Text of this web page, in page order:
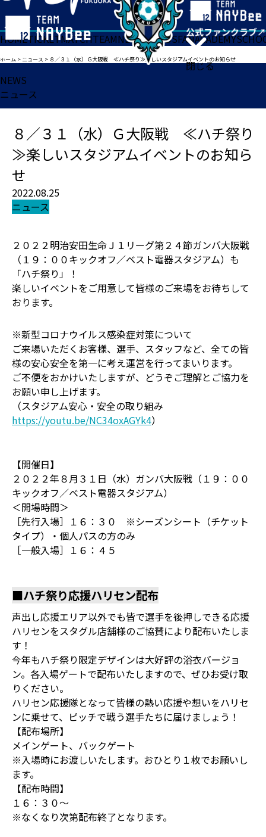
閉じる
HOMETICKETMATCHTEAMNEWSGOODSFANACADEMY
ホーム >ニュース > ８／３１（水）Ｇ大阪戦 ≪ハチ祭り≫楽しいスタジアムイベントのお知らせ
NEWS
ニュース
８／３１（水）Ｇ大阪戦 ≪ハチ祭り
≫楽しいスタジアムイベントのお知ら
せ
2022.08.25
ニュース
２０２２明治安田生命Ｊ１リーグ第２４節ガンバ大阪戦
（１９：００キックオフ／ベスト電器スタジアム）も
「ハチ祭り」！
楽しいイベントをご用意して皆様のご来場をお待ちして
おります。
※新型コロナウイルス感染症対策について
ご来場いただくお客様、選手、スタッフなど、全ての皆
様の安心安全を第一に考え運営を行ってまいります。
ご不便をおかけいたしますが、どうぞご理解とご協力を
お願い申し上げます。
（スタジアム安心・安全の取り組み
https://youtu.be/NC34oxAGYk4）
【開催日】
２０２２年８月３１日（水）ガンバ大阪戦（１９：００
キックオフ／ベスト電器スタジアム）
＜開場時間＞
［先行入場］１６：３０ ※シーズンシート（チケット
タイプ）・個人パスの方のみ
［一般入場］１６：４５
■ハチ祭り応援ハリセン配布
声出し応援エリア以外でも皆で選手を後押しできる応援
ハリセンをスタグル店舗様のご協賛により配布いたしま
す！
今年もハチ祭り限定デザインは大好評の浴衣バージョ
ン。各入場ゲートで配布いたしますので、ぜひお受け取
りください。
ハリセン応援隊となって皆様の熱い応援や想いをハリセ
ンに乗せて、ピッチで戦う選手たちに届けましょう！
【配布場所】
メインゲート、バックゲート
※入場時にお渡しいたします。おひとり１枚でお願いし
ます。
【配布時間】
１６：３０～
※なくなり次第配布終了となります。